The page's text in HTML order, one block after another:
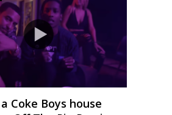
Coke Boys house